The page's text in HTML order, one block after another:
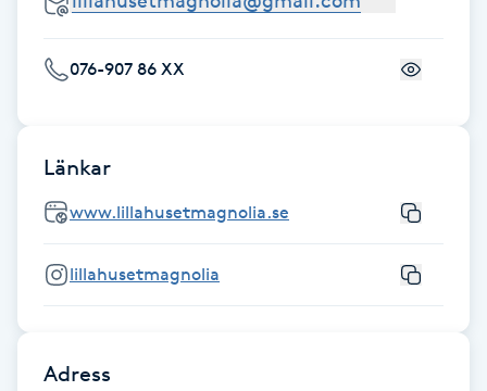
Herrklippning
HIFU
Hollywood Peel
076-907 86 XX
Länkar
www.lillahusetmagnolia.se
lillahusetmagnolia
Adress